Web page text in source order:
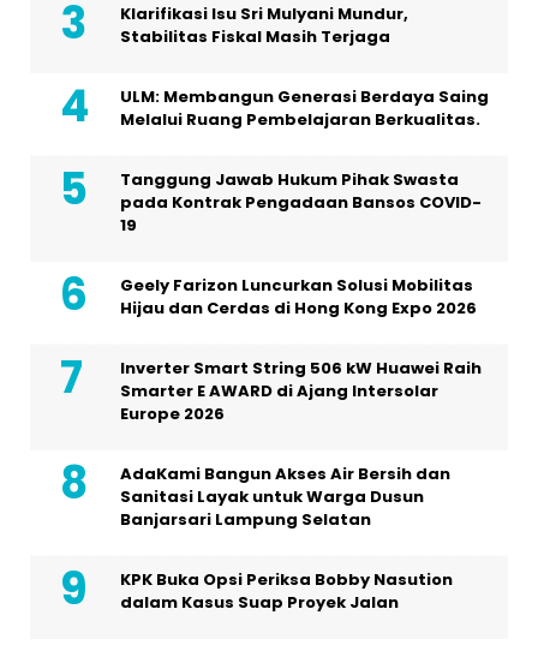
Klarifikasi Isu Sri Mulyani Mundur,
Stabilitas Fiskal Masih Terjaga
ULM: Membangun Generasi Berdaya Saing
Melalui Ruang Pembelajaran Berkualitas.
Tanggung Jawab Hukum Pihak Swasta
pada Kontrak Pengadaan Bansos COVID-
19
Geely Farizon Luncurkan Solusi Mobilitas
Hijau dan Cerdas di Hong Kong Expo 2026
Inverter Smart String 506 kW Huawei Raih
Smarter E AWARD di Ajang Intersolar
Europe 2026
AdaKami Bangun Akses Air Bersih dan
Sanitasi Layak untuk Warga Dusun
Banjarsari Lampung Selatan
KPK Buka Opsi Periksa Bobby Nasution
dalam Kasus Suap Proyek Jalan